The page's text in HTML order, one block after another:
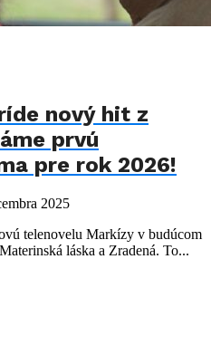
nový hit z
prvú
pre rok 2026!
2025
telenovelu Markízy v budúcom
láska a Zradená. To...